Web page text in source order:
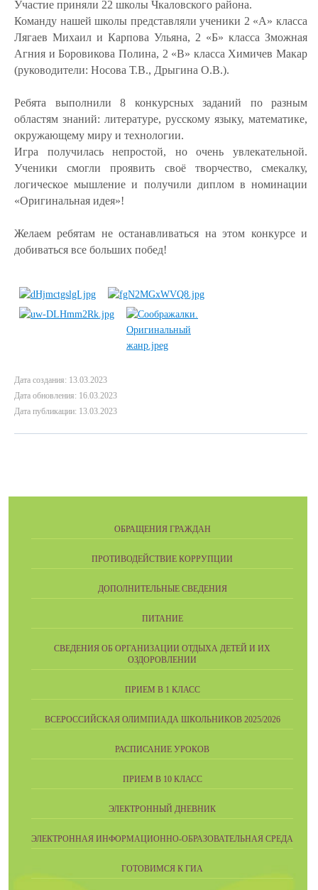
Участие приняли 22 школы Чкаловского района.
Команду нашей школы представляли ученики 2 «А» класса
Лягаев Михаил и Карпова Ульяна, 2 «Б» класса Зможная
Агния и Боровикова Полина, 2 «В» класса Химичев Макар
(руководители: Носова Т.В., Дрыгина О.В.).
Ребята выполнили 8 конкурсных заданий по разным
областям знаний: литературе, русскому языку, математике,
окружающему миру и технологии.
Игра получилась непростой, но очень увлекательной.
Ученики смогли проявить своё творчество, смекалку,
логическое мышление и получили диплом в номинации
«Оригинальная идея»!
Желаем ребятам не останавливаться на этом конкурсе и
добиваться все больших побед!
Дата создания: 13.03.2023
Дата обновления: 16.03.2023
Дата публикации: 13.03.2023
ОБРАЩЕНИЯ ГРАЖДАН
ПРОТИВОДЕЙСТВИЕ КОРРУПЦИИ
ДОПОЛНИТЕЛЬНЫЕ СВЕДЕНИЯ
ПИТАНИЕ
СВЕДЕНИЯ ОБ ОРГАНИЗАЦИИ ОТДЫХА ДЕТЕЙ И ИХ
ОЗДОРОВЛЕНИИ
ПРИЕМ В 1 КЛАСС
ВСЕРОССИЙСКАЯ ОЛИМПИАДА ШКОЛЬНИКОВ 2025/2026
РАСПИСАНИЕ УРОКОВ
ПРИЕМ В 10 КЛАСС
ЭЛЕКТРОННЫЙ ДНЕВНИК
ЭЛЕКТРОННАЯ ИНФОРМАЦИОННО-ОБРАЗОВАТЕЛЬНАЯ СРЕДА
ГОТОВИМСЯ К ГИА